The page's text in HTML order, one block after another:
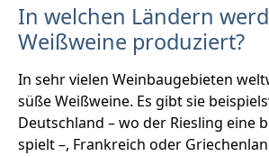
In welchen Ländern
Weißweine produziert?
In sehr vielen Weinbaugebieten
süße Weißweine. Es gibt sie
Deutschland – wo der Riesling eine
spielt –, Frankreich oder